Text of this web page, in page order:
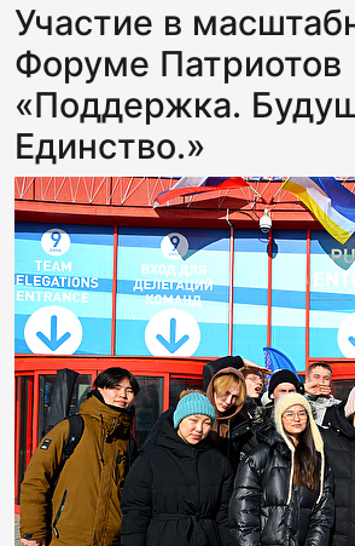
Участие в
Форуме Патриотов
«Поддержка.
Единство.»